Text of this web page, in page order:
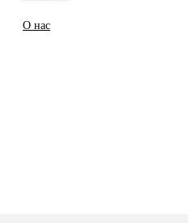
О нас